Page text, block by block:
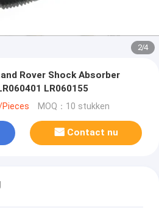
2/4
Rover Shock Absorber
LR060155
Pieces MOQ：10 stukken
Contact nu